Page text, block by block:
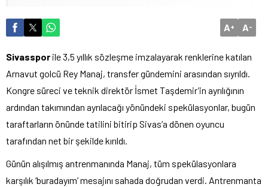
A+ A-
Sivasspor ile 3,5 yıllık sözleşme imzalayarak renklerine katılan
Arnavut golcü Rey Manaj, transfer gündemini arasından sıyrıldı.
Kongre süreci ve teknik direktör İsmet Taşdemir’in ayrılığının
ardından takımından ayrılacağı yönündeki spekülasyonlar, bugün
taraftarların önünde tatilini bitirip Sivas’a dönen oyuncu
tarafından net bir şekilde kırıldı.
Günün alışılmış antrenmanında Manaj, tüm spekülasyonlara
karşılık ‘buradayım’ mesajını sahada doğrudan verdi. Antrenmanta